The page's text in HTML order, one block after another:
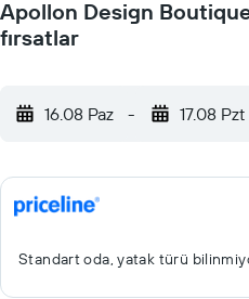
Apollon Design
fırsatlar
16.08 Paz - 17.08 Pzt
Standart oda, yatak türü